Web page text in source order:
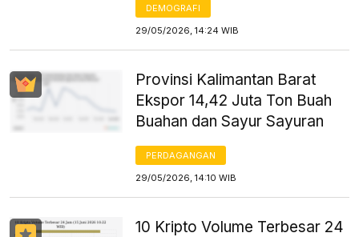
DEMOGRAFI
29/05/2026, 14:24 WIB
Provinsi Kalimantan Barat
Ekspor 14,42 Juta Ton Buah
Buahan dan Sayur Sayuran
PERDAGANGAN
29/05/2026, 14:10 WIB
10 Kripto Volume Terbesar 24